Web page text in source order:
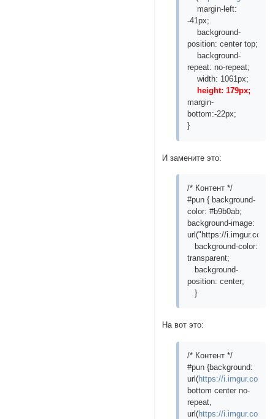
margin-left:
-41px;
background-
position: center top;
background-
repeat: no-repeat;
width: 1061px;
height: 179px;
margin-
bottom:-22px;
}
И замените это:
/* Контент */
#pun { background-
color: #b9b0ab;
background-image:
url("https://i.imgur.com/
background-color:
transparent;
background-
position: center;
}
На вот это:
/* Контент */
#pun {background:
url(https://i.imgur.com/
bottom center no-
repeat,
url(https://i.imgur.com/